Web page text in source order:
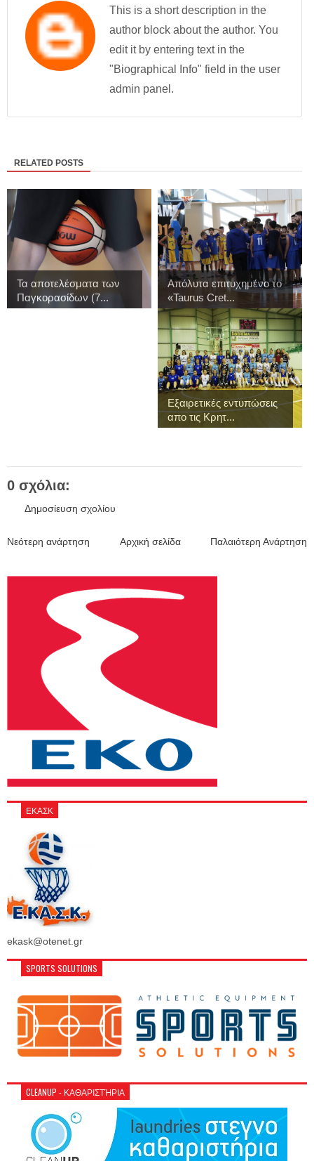
This is a short description in the
author block about the author. You
edit it by entering text in the
"Biographical Info" field in the user
admin panel.
RELATED POSTS
Τα αποτελέσματα των
Παγκορασίδων (7...
Απόλυτα επιτυχημένο το
«Taurus Cret...
Εξαιρετικές εντυπώσεις
απο τις Κρητ...
0 σχόλια:
Δημοσίευση σχολίου
Νεότερη ανάρτηση Παλαιότερη Ανάρτηση
Αρχική σελίδα
ΕΚΑΣΚ
ekask@otenet.gr
SPORTS SOLUTIONS
CLEANUP - ΚΑΘΑΡΙΣΤΉΡΙΑ